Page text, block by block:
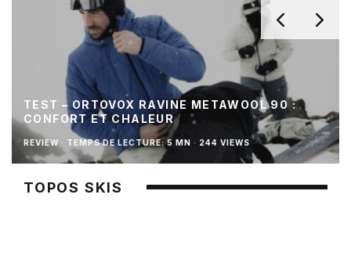
TEST – ORTOVOX RAVINE METAWOOL 90 :
CONFORT ET CHALEUR
REVIEW · TEMPS DE LECTURE: 5 MN · 244 VIEWS
TOPOS SKIS